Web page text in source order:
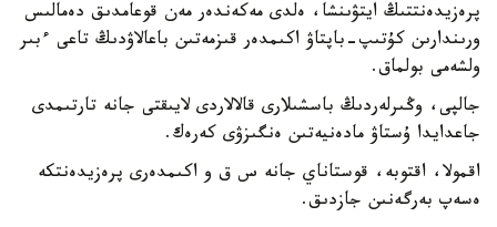
پرەزيدەنتتىڭ ايتۋىنشا، ەلدى مەكەندەر مەن قوعامدىق دەمالىس
ورىندارىن كۇتىپ-باپتاۋ اكىمدەر قىزمەتىن باعالاۋدىڭ تاعى ءبىر
ولشەمى بولماق.
جالپى، وڭىرلەردىڭ باسشىلارى قالالاردى لايىقتى جانە تارتىمدى
جاعدايدا ۇستاۋ مادەنيەتىن ەنگىزۋى كەرەك.
اقمولا، اقتوبە، قوستاناي جانە س ق و اكىمدەرى پرەزيدەنتكە
ەسەپ بەرگەنىن جازدىق.